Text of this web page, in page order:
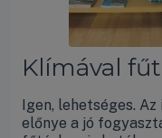
Klímával
Igen, lehetséges.
előnye a jó